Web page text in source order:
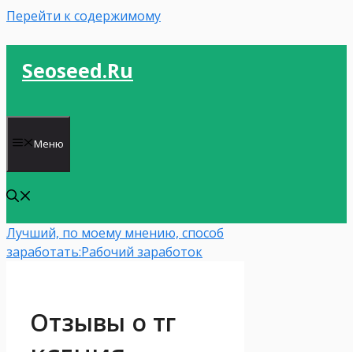
Перейти к содержимому
Seoseed.ru
Меню
Лучший, по моему мнению, способ
заработать:Рабочий заработок
Отзывы о тг